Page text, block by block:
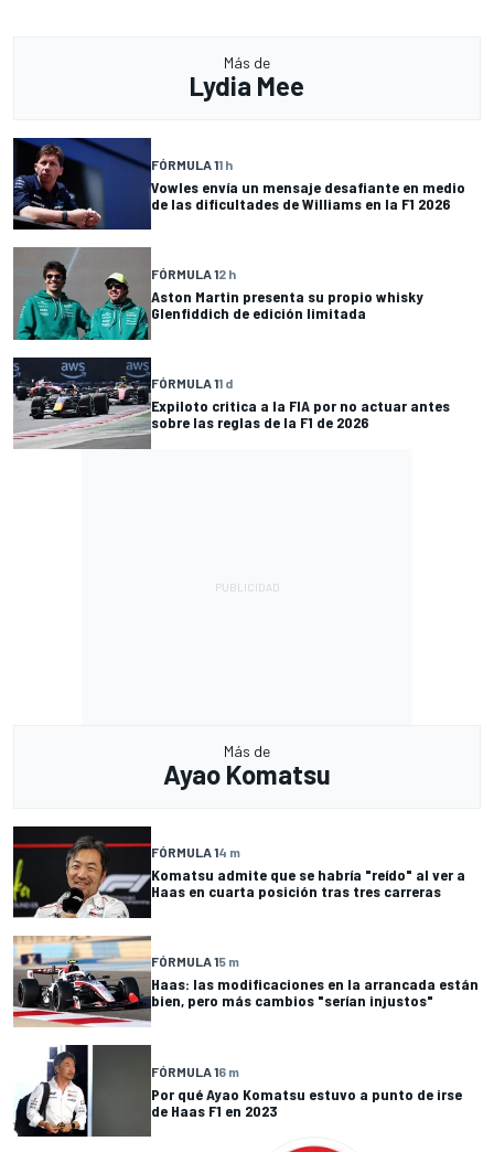
Más de
Lydia Mee
FÓRMULA 11 h
Vowles envía un mensaje desafiante en medio
de las dificultades de Williams en la F1 2026
FÓRMULA 12 h
Aston Martin presenta su propio whisky
Glenfiddich de edición limitada
FÓRMULA 11 d
Expiloto critica a la FIA por no actuar antes
sobre las reglas de la F1 de 2026
Más de
Ayao Komatsu
FÓRMULA 14 m
Komatsu admite que se habría "reído" al ver a
Haas en cuarta posición tras tres carreras
FÓRMULA 15 m
Haas: las modificaciones en la arrancada están
bien, pero más cambios "serían injustos"
FÓRMULA 16 m
Por qué Ayao Komatsu estuvo a punto de irse
de Haas F1 en 2023